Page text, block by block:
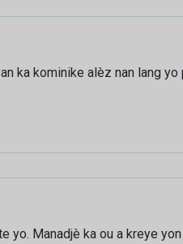
ka kominike alèz nan lang yo
yo. Manadjè ka ou a kreye